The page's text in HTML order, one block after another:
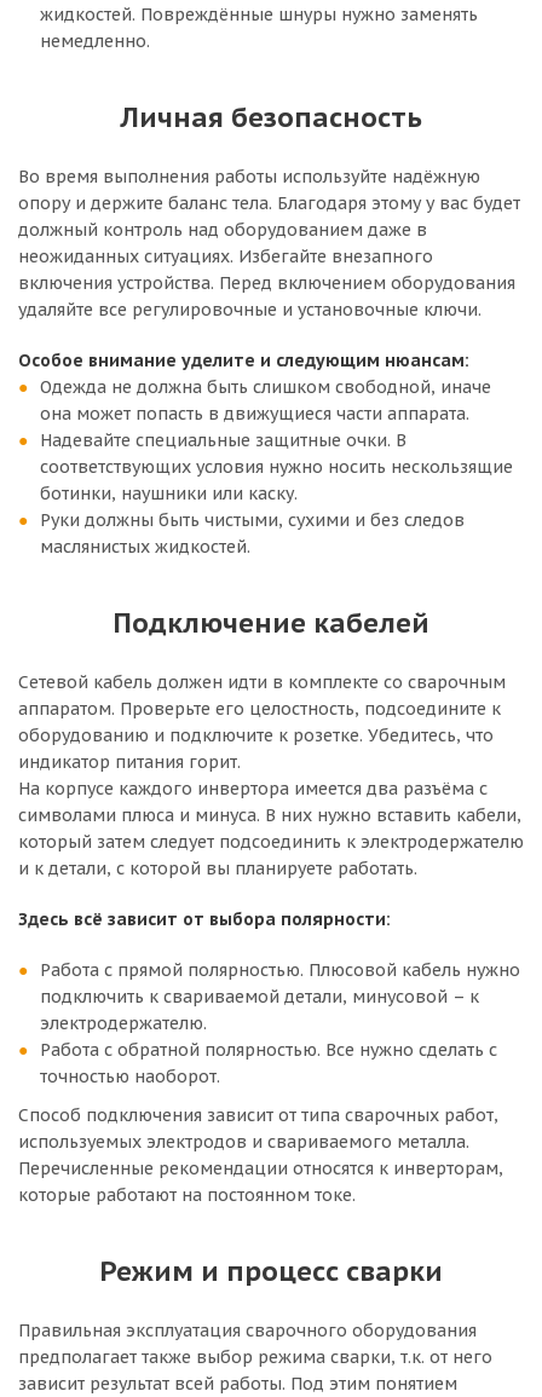
жидкостей. Повреждённые шнуры нужно заменять
немедленно.
Личная безопасность
Во время выполнения работы используйте надёжную
опору и держите баланс тела. Благодаря этому у вас будет
должный контроль над оборудованием даже в
неожиданных ситуациях. Избегайте внезапного
включения устройства. Перед включением оборудования
удаляйте все регулировочные и установочные ключи.
Особое внимание уделите и следующим нюансам:
Одежда не должна быть слишком свободной, иначе
она может попасть в движущиеся части аппарата.
Надевайте специальные защитные очки. В
соответствующих условия нужно носить нескользящие
ботинки, наушники или каску.
Руки должны быть чистыми, сухими и без следов
маслянистых жидкостей.
Подключение кабелей
Сетевой кабель должен идти в комплекте со сварочным
аппаратом. Проверьте его целостность, подсоедините к
оборудованию и подключите к розетке. Убедитесь, что
индикатор питания горит.
На корпусе каждого инвертора имеется два разъёма с
символами плюса и минуса. В них нужно вставить кабели,
который затем следует подсоединить к электродержателю
и к детали, с которой вы планируете работать.
Здесь всё зависит от выбора полярности:
Работа с прямой полярностью. Плюсовой кабель нужно
подключить к свариваемой детали, минусовой – к
электродержателю.
Работа с обратной полярностью. Все нужно сделать с
точностью наоборот.
Способ подключения зависит от типа сварочных работ,
используемых электродов и свариваемого металла.
Перечисленные рекомендации относятся к инверторам,
которые работают на постоянном токе.
Режим и процесс сварки
Правильная эксплуатация сварочного оборудования
предполагает также выбор режима сварки, т.к. от него
зависит результат всей работы. Под этим понятием